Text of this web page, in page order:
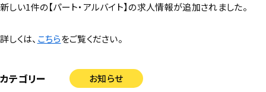
新しい1件の【パート・アルバイト】の求人情報が追加されました。
詳しくは、 こちらをご覧ください。
カテゴリー お知らせ